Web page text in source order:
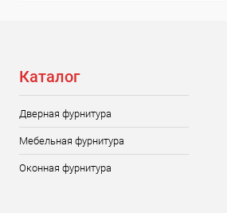
Каталог
Дверная фурнитура
Мебельная фурнитура
Оконная фурнитура